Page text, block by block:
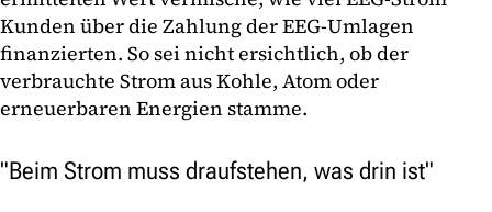
Kunden über die Zahlung der EEG-Umlagen
finanzierten. So sei nicht ersichtlich, ob der
verbrauchte Strom aus Kohle, Atom oder
erneuerbaren Energien stamme.
"Beim Strom muss draufstehen, was drin ist"